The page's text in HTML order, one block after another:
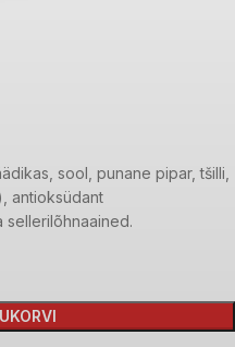
sool, punane pipar, tšilli,
antioksüdant
sellerilõhnaained.